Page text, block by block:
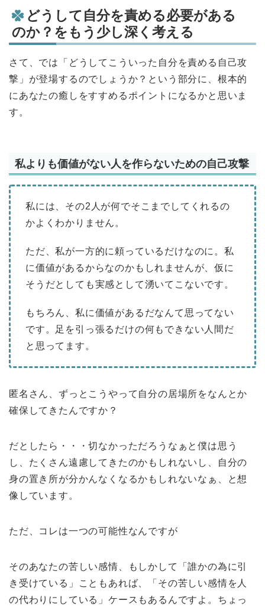
どうして自分を責める必要がある
のか？をもう少し深く考える
さて、では「どうしてこういった自分を責める自己攻
撃」が登場するのでしょうか？という部分に、根本的
にあなたの癒しをすすめるポイントになるかと思いま
す。
私よりも価値がない人を作らないための自己攻撃
私には、その2人が何でそこまでしてくれるの
かよくわかりません。
ただ、私が一方的に頼っているだけなのに。私
に価値があるからなのかもしれませんが、仮に
そうだとしても実感として湧いてこないです。
もちろん、私に価値があるだなんて思ってない
です。足を引っ張るだけの何もできない人間だ
と思ってます。
匿名さん、ずっとこうやって自分の居場所をなんとか
確保してきたんですか？
だとしたら・・・切なかっただろうなぁと僕は思う
し、たくさん遠慮してきたのかもしれないし、自分の
身の置き所が分かんなくなるかもしれないなぁ、と想
像しています。
ただ、コレは一つの可能性なんですが
そのあなたの苦しい感情、もしかして「誰かの為に引
き受けている」こともあれば、「その苦しい感情を人
の代わりにしている」ケースもあるんですよ。ちょっ